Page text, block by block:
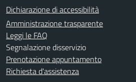
Dichiarazione di accessibilità
Amministrazione trasparente
Leggi le FAQ
Segnalazione disservizio
Prenotazione appuntamento
Richiesta d'assistenza